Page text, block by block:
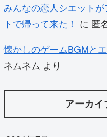
みんなの恋人シエット
トで帰って来た！ に 匿
懐かしのゲームBGMと
ネムネム より
アーカイ